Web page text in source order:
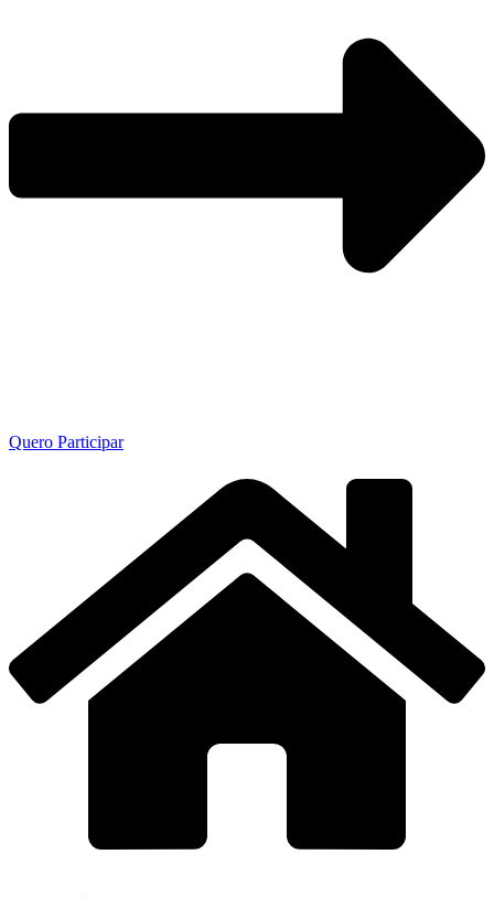
Quero Participar